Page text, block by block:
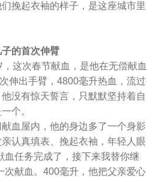
挽起衣袖的样子，是这座城市里
的首次伸臂
次春节献血，是他在无偿献血
伸出手臂，4800毫升热血，流过
没有惊天誓言，只默默坚持着自
个。
屋内，他的身边多了一个身影
认真填表、挽起衣袖，年轻人眼
血任务完成了，接下来我替你继
次献血。400毫升，他把父亲爱心